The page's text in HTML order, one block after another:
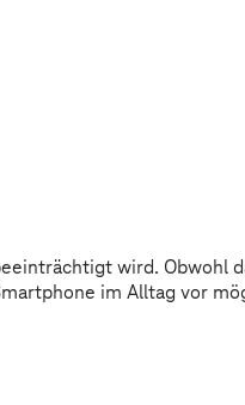
im Alltag vor